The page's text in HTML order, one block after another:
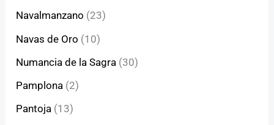
Navalmanzano (23)
Navas de Oro (10)
Numancia de la Sagra (30)
Pamplona (2)
Pantoja (13)